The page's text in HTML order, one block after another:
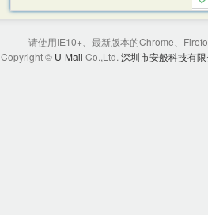
请使用IE10+、最新版本的Chrome、
Copyright © U-Mail Co.,Ltd. 深圳市安般科技有